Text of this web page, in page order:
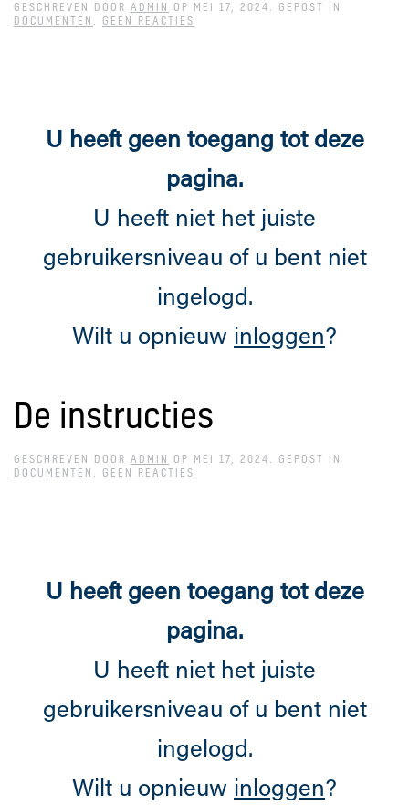
GESCHREVEN DOOR ADMIN OP MEI 17, 2024 . GEPOST IN
DOCUMENTEN . GEEN REACTIES
U heeft geen toegang tot deze
pagina.
U heeft niet het juiste
gebruikersniveau of u bent niet
ingelogd.
Wilt u opnieuw inloggen?
De instructies
GESCHREVEN DOOR ADMIN OP MEI 17, 2024 . GEPOST IN
DOCUMENTEN . GEEN REACTIES
U heeft geen toegang tot deze
pagina.
U heeft niet het juiste
gebruikersniveau of u bent niet
ingelogd.
Wilt u opnieuw inloggen?